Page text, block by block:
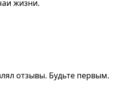
жизни.
отзывы. Будьте первым.